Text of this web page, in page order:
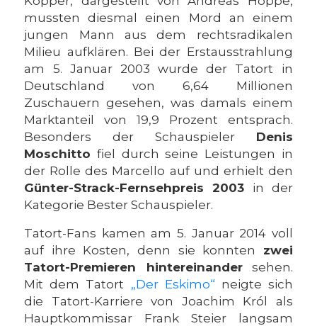
mussten diesmal einen Mord an einem
jungen Mann aus dem rechtsradikalen
Milieu aufklären. Bei der Erstausstrahlung
am 5. Januar 2003 wurde der Tatort in
Deutschland von 6,64 Millionen
Zuschauern gesehen, was damals einem
Marktanteil von 19,9 Prozent entsprach.
Besonders der Schauspieler Denis
Moschitto fiel durch seine Leistungen in
der Rolle des Marcello auf und erhielt den
Günter-Strack-Fernsehpreis 2003 in der
Kategorie Bester Schauspieler.
Tatort-Fans kamen am 5. Januar 2014 voll
auf ihre Kosten, denn sie konnten zwei
Tatort-Premieren hintereinandersehen.
Mit dem Tatort „Der Eskimo“ neigte sich
die Tatort-Karriere von Joachim Król als
Hauptkommissar Frank Steier langsam